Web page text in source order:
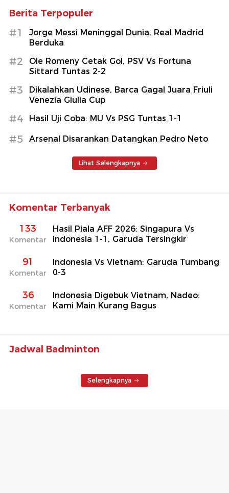
Berita Terpopuler
#1
Jorge Messi Meninggal Dunia, Real Madrid
Berduka
#2
Ole Romeny Cetak Gol, PSV Vs Fortuna
Sittard Tuntas 2-2
#3
Dikalahkan Udinese, Barca Gagal Juara Friuli
Venezia Giulia Cup
#4 Hasil Uji Coba: MU Vs PSG Tuntas 1-1
#5 Arsenal Disarankan Datangkan Pedro Neto
Lihat Selengkapnya
Komentar Terbanyak
133
Komentar
Hasil Piala AFF 2026: Singapura Vs
Indonesia 1-1, Garuda Tersingkir
91
Komentar
Indonesia Vs Vietnam: Garuda Tumbang
0-3
36
Komentar
Indonesia Digebuk Vietnam, Nadeo:
Kami Main Kurang Bagus
Jadwal Badminton
Selengkapnya